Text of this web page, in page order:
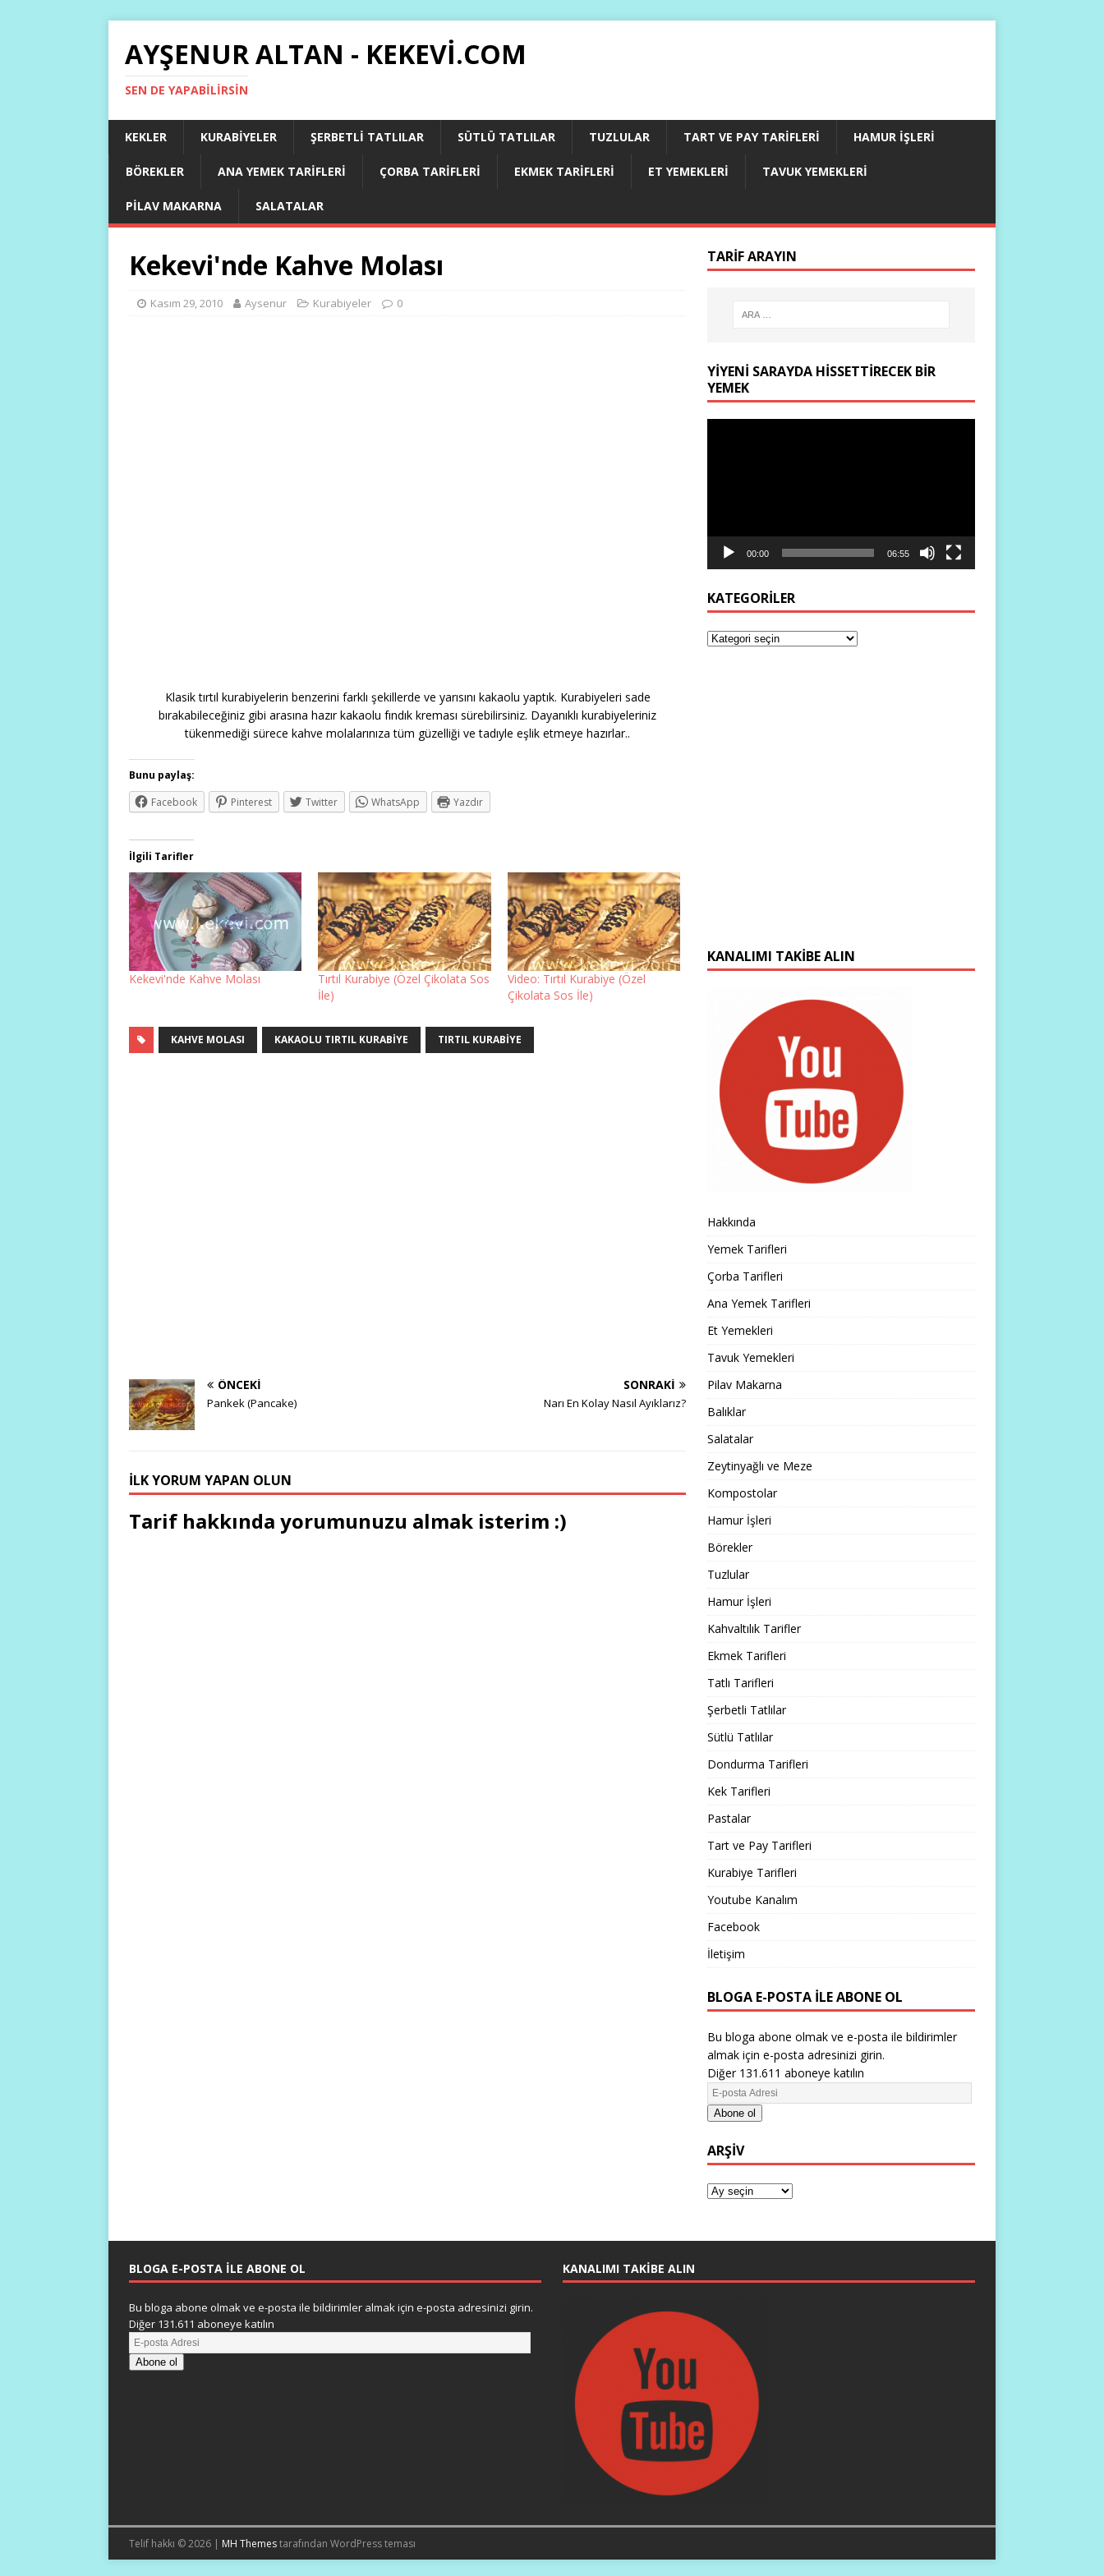
AYŞENUR ALTAN - KEKEVI.COM
SEN DE YAPABILIRSIN
KEKLER KURABIYELER ŞERBETLI TATLILAR SÜTLÜ TATLILAR TUZLULAR TART VE PAY TARIFLERI HAMUR İŞLERI
BÖREKLER ANA YEMEK TARIFLERI ÇORBA TARIFLERI EKMEK TARIFLERI ET YEMEKLERI TAVUK YEMEKLERI
PILAV MAKARNA SALATALAR
Kekevi'nde Kahve Molası
Kasım 29, 2010 Aysenur Kurabiyeler 0
Klasik tırtıl kurabiyelerin benzerini farklı şekillerde ve yarısını kakaolu yaptık. Kurabiyeleri sade
bırakabileceğiniz gibi arasına hazır kakaolu fındık kreması sürebilirsiniz. Dayanıklı kurabiyeleriniz
tükenmediği sürece kahve molalarınıza tüm güzelliği ve tadıyle eşlik etmeye hazırlar..
Bunu paylaş:
Facebook
Pinterest Twitter WhatsApp Yazdır
İlgili Tarifler
Kekevi'nde Kahve Molası
Tırtıl Kurabiye (Özel Çikolata Sos
İle)
Video: Tırtıl Kurabiye (Özel
Çikolata Sos İle)
KAHVE MOLASI KAKAOLU TIRTIL KURABIYE TIRTIL KURABIYE
ÖNCEKI
Pankek (Pancake)
SONRAKI
Narı En Kolay Nasıl Ayıklarız?
İLK YORUM YAPAN OLUN
Tarif hakkında yorumunuzu almak isterim :)
TARIF ARAYIN
YIYENI SARAYDA HISSETTIRECEK BIR
YEMEK
00:00 06:55
KATEGORILER
KANALIMI TAKIBE ALIN
Hakkında
Yemek Tarifleri
Çorba Tarifleri
Ana Yemek Tarifleri
Et Yemekleri
Tavuk Yemekleri
Pilav Makarna
Balıklar
Salatalar
Zeytinyağlı ve Meze
Kompostolar
Hamur İşleri
Börekler
Tuzlular
Hamur İşleri
Kahvaltılık Tarifler
Ekmek Tarifleri
Tatlı Tarifleri
Şerbetli Tatlılar
Sütlü Tatlılar
Dondurma Tarifleri
Kek Tarifleri
Pastalar
Tart ve Pay Tarifleri
Kurabiye Tarifleri
Youtube Kanalım
Facebook
İletişim
BLOGA E-POSTA ILE ABONE OL
Bu bloga abone olmak ve e-posta ile bildirimler
almak için e-posta adresinizi girin.
Diğer 131.611 aboneye katılın
Abone ol
ARŞIV
BLOGA E-POSTA ILE ABONE OL
Bu bloga abone olmak ve e-posta ile bildirimler almak için e-posta adresinizi girin.
Diğer 131.611 aboneye katılın
Abone ol
KANALIMI TAKIBE ALIN
Telif hakkı © 2026 | MH Themestarafından WordPress teması